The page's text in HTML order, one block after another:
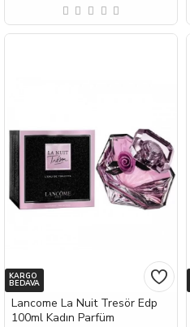
KARGO
BEDAVA
Lancome La Nuit Tresör Edp
100ml Kadın Parfüm